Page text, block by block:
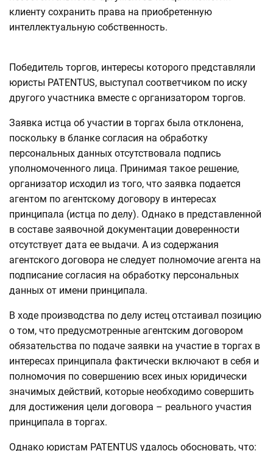
клиенту сохранить права на приобретенную
интеллектуальную собственность.
Победитель торгов, интересы которого представляли
юристы PATENTUS, выступал соответчиком по иску
другого участника вместе с организатором торгов.
Заявка истца об участии в торгах была отклонена,
поскольку в бланке согласия на обработку
персональных данных отсутствовала подпись
уполномоченного лица. Принимая такое решение,
организатор исходил из того, что заявка подается
агентом по агентскому договору в интересах
принципала (истца по делу). Однако в представленной
в составе заявочной документации доверенности
отсутствует дата ее выдачи. А из содержания
агентского договора не следует полномочие агента на
подписание согласия на обработку персональных
данных от имени принципала.
В ходе производства по делу истец отстаивал позицию
о том, что предусмотренные агентским договором
обязательства по подаче заявки на участие в торгах в
интересах принципала фактически включают в себя и
полномочия по совершению всех иных юридически
значимых действий, которые необходимо совершить
для достижения цели договора – реального участия
принципала в торгах.
Однако юристам PATENTUS удалось обосновать, что: